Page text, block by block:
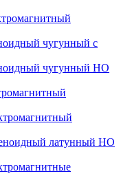
чугунный с
чугунный НО
латунный НО